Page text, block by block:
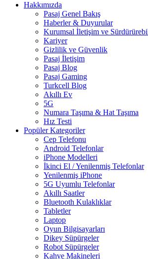
Hakkımızda
Pasaj Genel Bakış
Haberler & Duyurular
Kurumsal İletişim ve
Kariyer
Gizlilik ve Güvenlik
Pasaj İletişim
Pasaj Blog
Pasaj Gaming
Turkcell Blog
Akıllı Ev
5G
Numara Taşıma & Hat Taşıma
Hız Testi
Popüler Kategoriler
Cep Telefonu
Android Telefonlar
iPhone Modelleri
İkinci El / Yenilenmiş Telefonlar
Yenilenmiş iPhone
5G Uyumlu Telefonlar
Akıllı Saatler
Bluetooth Kulaklıklar
Tabletler
Laptop
Oyun Bilgisayarları
Dikey Süpürgeler
Robot Süpürgeler
Kahve Makineleri